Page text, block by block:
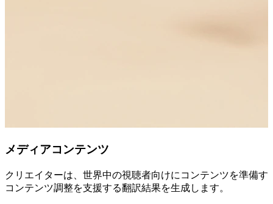
メディアコンテンツ
クリエイターは、世界中の視聴者向けにコンテンツを準備
コンテンツ調整を支援する翻訳結果を生成します。